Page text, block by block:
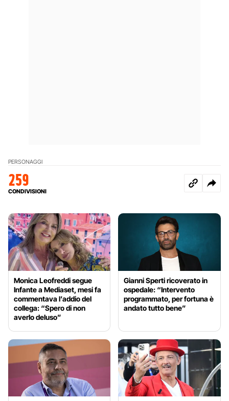
PERSONAGGI
259
CONDIVISIONI
Monica Leofreddi segue
Infante a Mediaset, mesi fa
commentava l’addio del
collega: “Spero di non
averlo deluso”
Gianni Sperti ricoverato in
ospedale: “Intervento
programmato, per fortuna è
andato tutto bene”